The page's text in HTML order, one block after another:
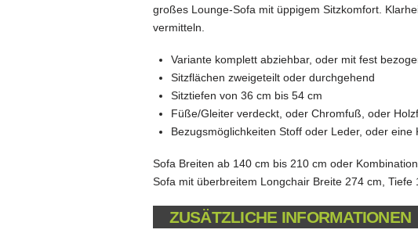
großes Lounge-Sofa mit üppigem Sitzkomfort.
vermitteln.
Variante komplett abziehbar, oder mit fest
Sitzflächen zweigeteilt oder durchgehend
Sitztiefen von 36 cm bis 54 cm
Füße/Gleiter verdeckt, oder Chromfuß, oder
Bezugsmöglichkeiten Stoff oder Leder, oder eine
Sofa Breiten ab 140 cm bis 210 cm oder
Sofa mit überbreitem Longchair Breite 274 cm, Tiefe
ZUSÄTZLICHE INFORMATIONEN